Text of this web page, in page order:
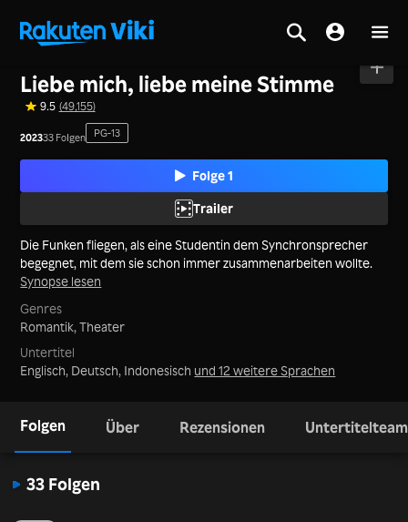
Liebe mich, liebe meine Stimme
9.5 (49,155)
202333 Folgen PG-13
Folge 1
Trailer
Die Funken fliegen, als eine Studentin dem Synchronsprecher
begegnet, mit dem sie schon immer zusammenarbeiten wollte.
Synopse lesen
Genres
Romantik,Theater
Untertitel
Englisch, Deutsch, Indonesisch und 12 weitere Sprachen
Folgen Über Rezensionen Untertitelteam
33 Folgen